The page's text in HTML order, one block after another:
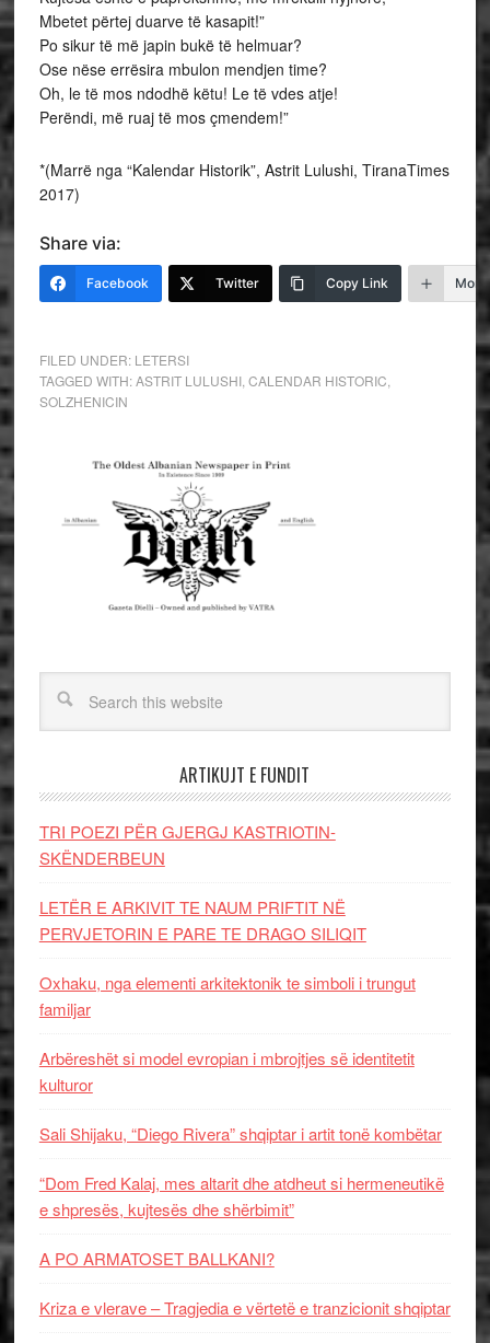
Mbetet përtej duarve të kasapit!”
Po sikur të më japin bukë të helmuar?
Ose nëse errësira mbulon mendjen time?
Oh, le të mos ndodhë këtu! Le të vdes atje!
Perëndi, më ruaj të mos çmendem!”
*(Marrë nga “Kalendar Historik”, Astrit Lulushi, TiranaTimes
2017)
Share via:
Facebook Twitter Copy Link More
FILED UNDER: LETERSI
TAGGED WITH:ASTRIT LULUSHI, CALENDAR HISTORIC
SOLZHENICIN
ARTIKUJT E FUNDIT
TRI POEZI PËR GJERGJ KASTRIOTIN-
SKËNDERBEUN
LETËR E ARKIVIT TE NAUM PRIFTIT NË
PERVJETORIN E PARE TE DRAGO SILIQIT
Oxhaku, nga elementi arkitektonik te simboli i trungut
familjar
Arbëreshët si model evropian i mbrojtjes së identitetit
kulturor
Sali Shijaku, “Diego Rivera” shqiptar i artit tonë kombëtar
“Dom Fred Kalaj, mes altarit dhe atdheut si hermeneutikë
e shpresës, kujtesës dhe shërbimit”
A PO ARMATOSET BALLKANI?
Kriza e vlerave – Tragjedia e vërtetë e tranzicionit shqiptar